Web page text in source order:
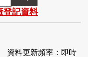
登記資料
資料更新頻率：即時